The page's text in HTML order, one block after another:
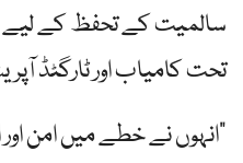
سالمیت کے تحفظ کے
تحت کامیاب اور ٹارگٹڈ
"انہوں نے خطے میں امن